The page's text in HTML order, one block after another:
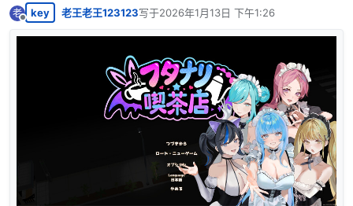
老
离线
key 老王老王123123写于2026年1月13日 下午1:26
最后由 编辑